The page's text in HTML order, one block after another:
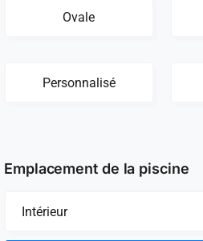
Ovale
Personnalisé
Emplacement de la piscine
Intérieur